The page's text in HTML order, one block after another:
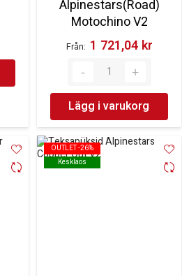
Alpinestars(Road)
Motochino V2
Från 1 721,04 kr‎
Lägg i varukorg
OUTLET -26%
Kesklaos
OUTLET -26%
Kesklaos